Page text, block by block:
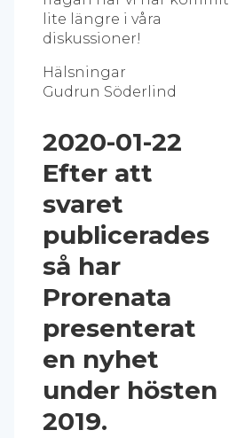
lite längre i våra
diskussioner!
Hälsningar
Gudrun Söderlind
2020-01-22
Efter att
svaret
publicerades
så har
Prorenata
presenterat
en nyhet
under hösten
2019.